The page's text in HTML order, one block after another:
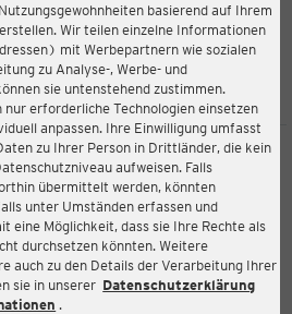
basierend auf Ihrem
Wir teilen einzelne Informationen
mit Werbepartnern wie sozialen
zu Analyse-, Werbe- und
sie untenstehend zustimmen.
erforderliche Technologien einsetzen
anpassen. Ihre Einwilligung umfasst
zu Ihrer Person in Drittländer, die kein
aufweisen. Falls
übermittelt werden, könnten
unter Umständen erfassen und
eine Möglichkeit, dass sie Ihre Rechte als
durchsetzen könnten. Weitere
auch zu den Details der Verarbeitung Ihrer
sie in unserer Datenschutzerklärung
.
Lauenburg
Bewertung:
AKTIONEN
Lauenburg